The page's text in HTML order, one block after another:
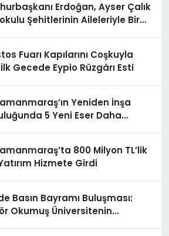
Erdoğan, Ayser Çalık
Şehitlerinin Aileleriyle Bir
Fuarı Kapılarını Coşkuyla
İlk Gecede Eypio Rüzgârı Esti
Yeniden İnşa
5 Yeni Eser Daha
800 Milyon TL’lik
Hizmete Girdi
Basın Bayramı Buluşması:
Okumuş Üniversitenin